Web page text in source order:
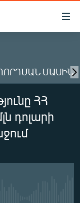
ՄԱՍԻՆ
ՀՀ
դոլարի